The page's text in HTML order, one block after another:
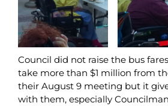
Council did not raise the bus
take more than $1 million from
their August 9 meeting but it
with them, especially